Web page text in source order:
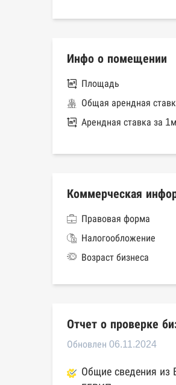
Инфо о помещении
Площадь
Общая арендная
Арендная ставка за
Коммерческая
Правовая форма
Налогообложение
Возраст бизнеса
Отчет о проверке
Обновлен 06.11.2024
Общие сведения из